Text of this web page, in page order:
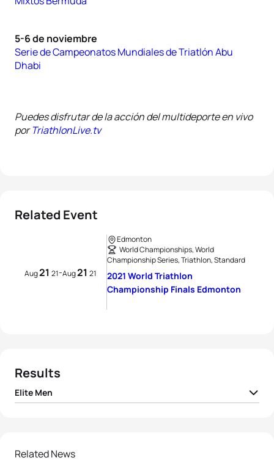
5-6 de noviembre
Serie de Campeonatos Mundiales de Triatlón Abu
Dhabi
Puedes disfrutar de la acción del multideporte en vivo
porTriathlonLive.tv
Related Event
Aug21 21-Aug21 21
Edmonton
World Championships, World
Championship Series, Triathlon, Standard
2021 World Triathlon
Championship Finals Edmonton
Results
Elite Men
2Marten Van Riel
Related News